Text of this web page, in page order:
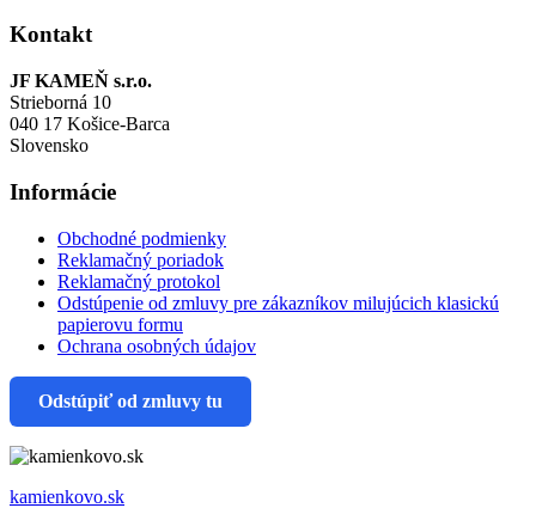
Kontakt
JF KAMEŇ s.r.o.
Strieborná 10
040 17 Košice-Barca
Slovensko
Informácie
Obchodné podmienky
Reklamačný poriadok
Reklamačný protokol
Odstúpenie od zmluvy pre zákazníkov milujúcich klasickú
papierovu formu
Ochrana osobných údajov
Odstúpiť od zmluvy tu
kamienkovo.sk